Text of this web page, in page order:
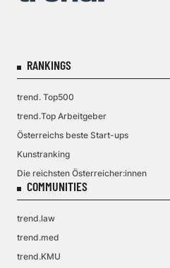
RANKINGS
trend. Top500
trend.Top Arbeitgeber
Österreichs beste Start-ups
Kunstranking
Die reichsten Österreicher:innen
COMMUNITIES
trend.law
trend.med
trend.KMU